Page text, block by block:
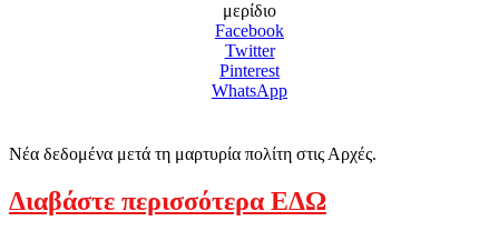
μερίδιο
Facebook
Twitter
Pinterest
WhatsApp
Νέα δεδομένα μετά τη μαρτυρία πολίτη στις Αρχές.
Διαβάστε περισσότερα ΕΔΩ